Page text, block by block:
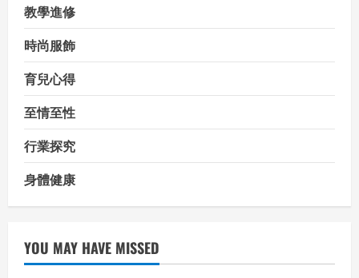
教學進修
時尚服飾
育兒心得
至情至性
行業探究
身體健康
YOU MAY HAVE MISSED